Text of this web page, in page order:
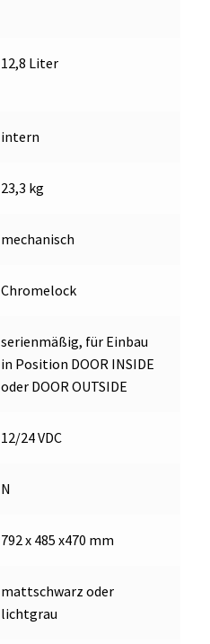
12,8 Liter
intern
23,3 kg
mechanisch
Chromelock
serienmäßig, für Einbau
in Position DOOR INSIDE
oder DOOR OUTSIDE
12/24 VDC
N
792 x 485 x470 mm
mattschwarz oder
lichtgrau